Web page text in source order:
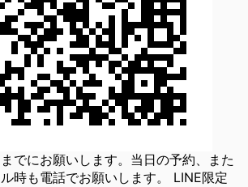
でにお願いします。当日の予約、また
時も電話でお願いします。 LINE限定